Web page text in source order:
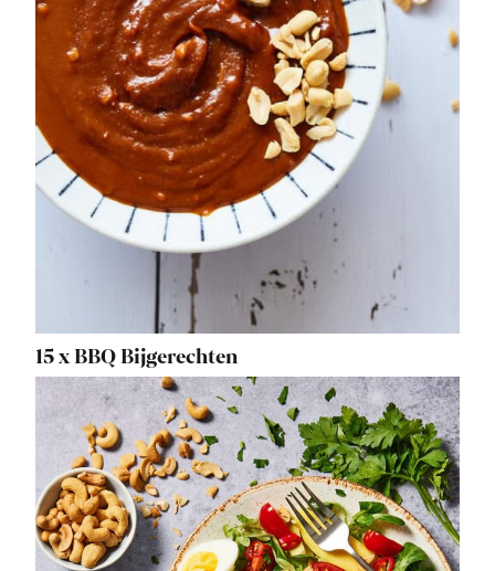
15 x BBQ Bijgerechten